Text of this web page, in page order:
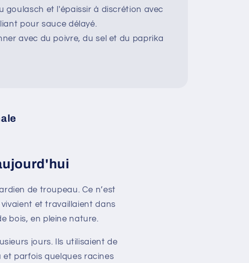
goulasch et l'épaissir à discrétion avec
pour sauce délayé.
avec du poivre, du sel et du paprika
de troupeau. Ce n’est
et travaillaient dans
bois, en pleine nature.
jours. Ils utilisaient de
et parfois quelques racines